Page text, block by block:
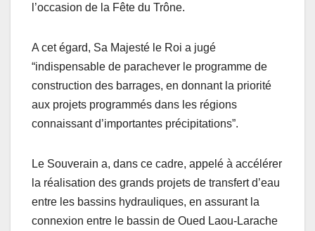
l’occasion de la Fête du Trône.
A cet égard, Sa Majesté le Roi a jugé
“indispensable de parachever le programme de
construction des barrages, en donnant la priorité
aux projets programmés dans les régions
connaissant d’importantes précipitations”.
Le Souverain a, dans ce cadre, appelé à accélérer
la réalisation des grands projets de transfert d’eau
entre les bassins hydrauliques, en assurant la
connexion entre le bassin de Oued Laou-Larache